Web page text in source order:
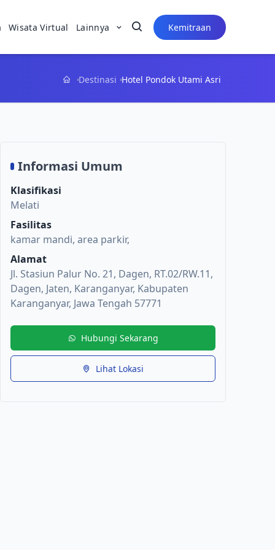
Wisata Virtual Lainnya Kemitraan
Destinasi Hotel Pondok Utami Asri
Informasi Umum
Klasifikasi
Melati
Fasilitas
kamar mandi, area parkir,
Alamat
Jl. Stasiun Palur No. 21, Dagen, RT.02/RW.11,
Dagen, Jaten, Karanganyar, Kabupaten
Karanganyar, Jawa Tengah 57771
Hubungi Sekarang
Lihat Lokasi